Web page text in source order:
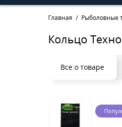
Главная Рыболовные
Кольцо
Все о товаре